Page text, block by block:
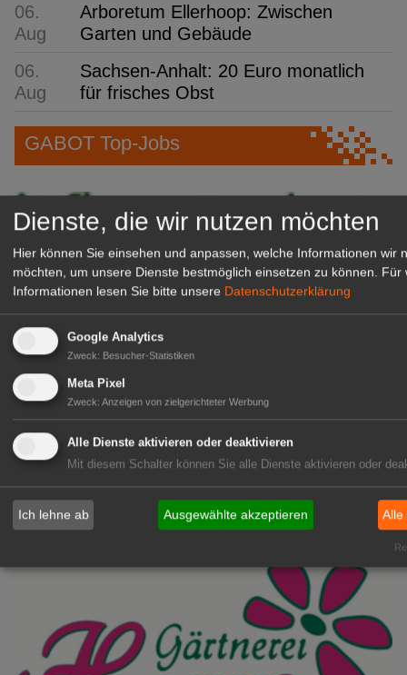
06.
Aug
Arboretum Ellerhoop: Zwischen
Garten und Gebäude
06.
Aug
Sachsen-Anhalt: 20 Euro monatlich
für frisches Obst
GABOT Top-Jobs
Kientzler Jungpflanzen GmbH
& Co KG
Gärtner im Zierpflanzenbau
(Geselle/Meister/Techniker)
(m/w/d)
zur Stellenanzeige
Dienste, die wir nutzen möchten
Hier können Sie einsehen und anpassen, welche Informationen wir
möchten, um unsere Dienste bestmöglich einsetzen zu können.
Für
Informationen lesen Sie bitte unsere Datenschutzerklärung
Google Analytics
Zweck: Besucher-Statistiken
Meta Pixel
Zweck: Anzeigen von zielgerichteter Werbung
Alle Dienste aktivieren oder deaktivieren
Mit diesem Schalter können Sie alle Dienste aktivieren oder
Ich lehne ab Ausgewählte akzeptieren Alle